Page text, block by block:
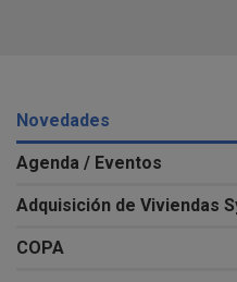
Novedades
Agenda / Eventos
Adquisición de Viviendas
COPA